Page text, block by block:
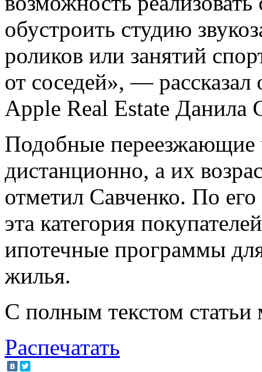
обустроить студию
роликов или занятий
от соседей», —
Apple Real Estate Данила
Подобные переезжающие
дистанционно, а их
отметил Савченко. По
эта категория
ипотечные программы
жилья.
С полным текстом
Распечатать